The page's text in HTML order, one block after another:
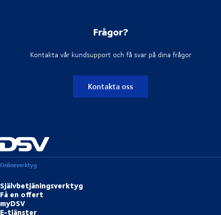
Frågor?
Kontakta vår kundsupport och få svar på dina frågor
Kontakta oss
Onlineverktyg
Självbetjäningsverktyg
Få en offert
myDSV
E-tjänster